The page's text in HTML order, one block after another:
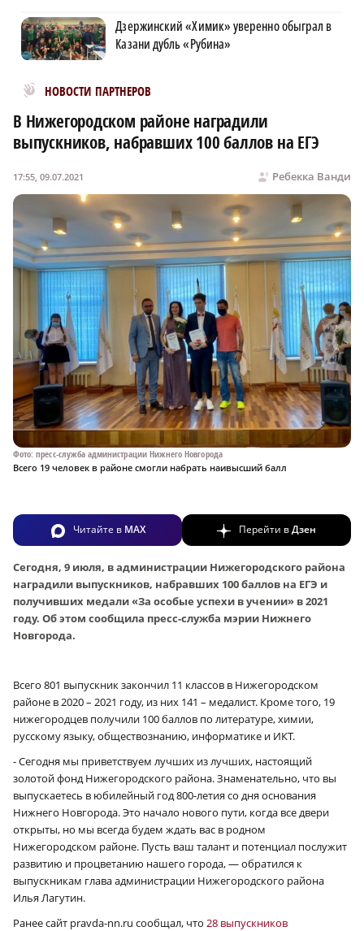
Дзержинский «Химик» уверенно обыграл в
Казани дубль «Рубина»
НОВОСТИ ПАРТНЕРОВ
Новости МирТесен
В Нижегородском районе наградили
выпускников, набравших 100 баллов на ЕГЭ
Ребекка Ванди
17:55, 09.07.2021
Фото: пресс-служба администрации Нижнего Новгорода
Всего 19 человек в районе смогли набрать наивысший балл
Читайте в MAX Перейти вДзен
Сегодня, 9 июля, в администрации Нижегородского района
наградили выпускников, набравших 100 баллов на ЕГЭ и
получивших медали «За особые успехи в учении» в 2021
году. Об этом сообщила пресс-служба мэрии Нижнего
Новгорода.
Всего 801 выпускник закончил 11 классов в Нижегородском
районе в 2020 – 2021 году, из них 141 – медалист. Кроме того, 19
нижегородцев получили 100 баллов по литературе, химии,
русскому языку, обществознанию, информатике и ИКТ.
- Сегодня мы приветствуем лучших из лучших, настоящий
золотой фонд Нижегородского района. Знаменательно, что вы
выпускаетесь в юбилейный год 800-летия со дня основания
Нижнего Новгорода. Это начало нового пути, когда все двери
открыты, но мы всегда будем ждать вас в родном
Нижегородском районе. Пусть ваш талант и потенциал послужит
развитию и процветанию нашего города, — обратился к
выпускникам глава администрации Нижегородского района
Илья Лагутин.
Ранее сайт pravda-nn.ru сообщал, что 28 выпускников